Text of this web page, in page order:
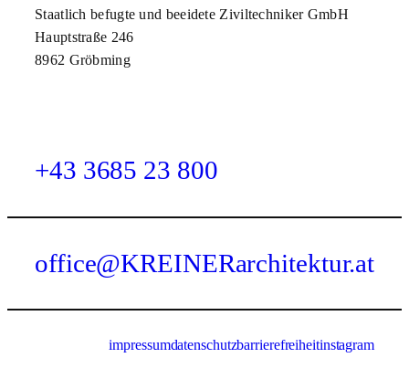
Staatlich befugte und beeidete Ziviltechniker GmbH
Hauptstraße 246
8962 Gröbming
+43 3685 23 800
office@KREINERarchitektur.at
impressumdatenschutzbarrierefreiheitinstagram